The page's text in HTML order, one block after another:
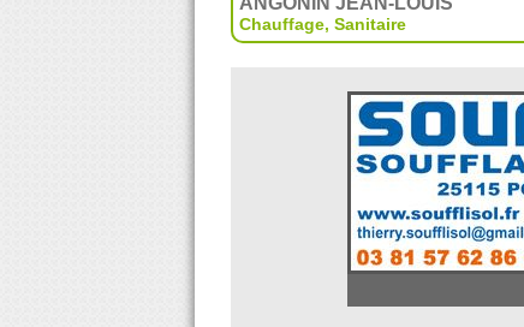
Chauffage, Sanitaire